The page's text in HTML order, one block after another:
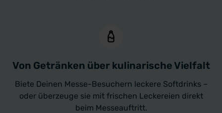
Von Getränken über kulinarische Vielfalt
Biete Deinen Messe-Besuchern leckere Softdrinks –
oder überzeuge sie mit frischen Leckereien direkt
beim Messeauftritt.